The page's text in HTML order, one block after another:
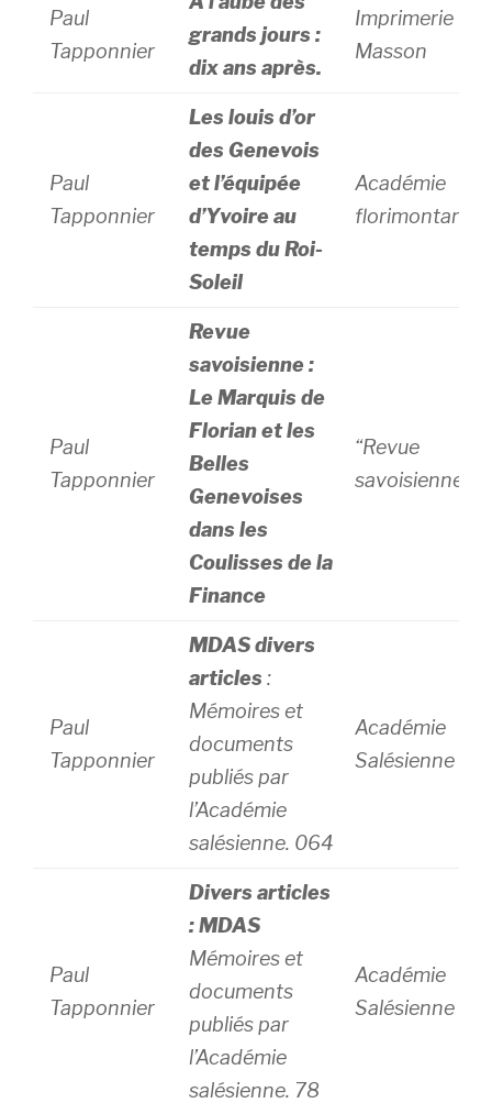
Paul
Tapponnier
grands jours :
dix ans après.
Imprimerie
Masson
Paul
Tapponnier
Les louis d’or
des Genevois
et l’équipée
d’Yvoire au
temps du Roi-
Soleil
Académie
florimontane
Paul
Tapponnier
Revue
savoisienne :
Le Marquis de
Florian et les
Belles
Genevoises
dans les
Coulisses de la
Finance
“Revue
savoisienne”
Paul
Tapponnier
MDAS divers
articles:
Mémoires et
documents
publiés par
l’Académie
salésienne. 064
Académie
Salésienne
Paul
Tapponnier
Divers articles
: MDAS
Mémoires et
documents
publiés par
l’Académie
salésienne. 78
Académie
Salésienne